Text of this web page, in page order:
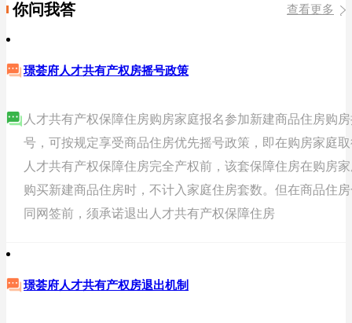
你问我答 查看更多
璟荟府人才共有产权房摇号政策
人才共有产权保障住房购房家庭报名参加新建商品住房购
号，可按规定享受商品住房优先摇号政策，即在购房家庭
人才共有产权保障住房完全产权前，该套保障住房在购房
购买新建商品住房时，不计入家庭住房套数。但在商品住
同网签前，须承诺退出人才共有产权保障住房
璟荟府人才共有产权房退出机制